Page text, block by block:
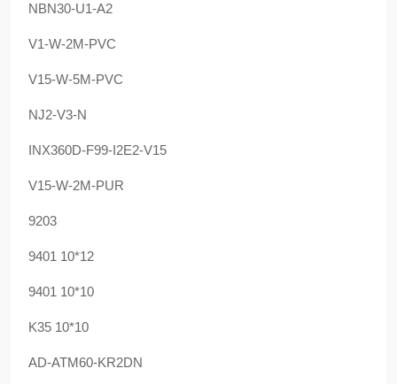
NBN30-U1-A2
V1-W-2M-PVC
V15-W-5M-PVC
NJ2-V3-N
INX360D-F99-I2E2-V15
V15-W-2M-PUR
9203
9401 10*12
9401 10*10
K35 10*10
AD-ATM60-KR2DN